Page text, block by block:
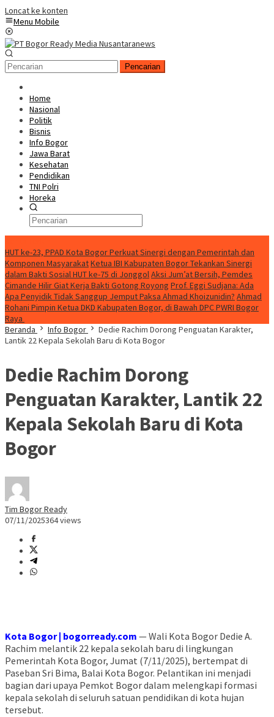
Loncat ke konten
Menu Mobile
Pencarian
Home
Nasional
Politik
Bisnis
Info Bogor
Jawa Barat
Kesehatan
Pendidikan
TNI Polri
Horeka
HUT ke-23, PPAD Kota Bogor Perkuat Sinergi dengan Pemerintah dan
Komponen MasyarakatKetua IBI Kabupaten Bogor Tekankan Sinergi
dalam Bakti Sosial HUT ke-75 di JonggolAksi Jum’at Bersih, Pemdes
Cimande Hilir Giat Kerja Bakti Gotong Royong Prof. Eggi Sudjana: Ada
Apa Penyidik Tidak Sanggup Jemput Paksa Ahmad Khoizunidin? Ahmad
Rohani Pimpin Ketua DKD Kabupaten Bogor, di Bawah DPC PWRI Bogor
Raya
Beranda
Info Bogor
Dedie Rachim Dorong Penguatan Karakter,
Lantik 22 Kepala Sekolah Baru di Kota Bogor
Dedie Rachim Dorong
Penguatan Karakter, Lantik 22
Kepala Sekolah Baru di Kota
Bogor
Tim Bogor Ready
07/11/2025364 views
Kota Bogor | bogorready.com — Wali Kota Bogor Dedie A.
Rachim melantik 22 kepala sekolah baru di lingkungan
Pemerintah Kota Bogor, Jumat (7/11/2025), bertempat di
Paseban Sri Bima, Balai Kota Bogor. Pelantikan ini menjadi
bagian dari upaya Pemkot Bogor dalam melengkapi formasi
kepala sekolah di seluruh satuan pendidikan di kota hujan
tersebut.